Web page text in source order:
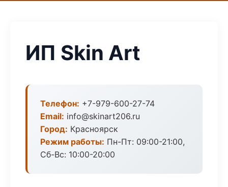
ИП Skin Art
Телефон: +7-979-600-27-74
Email: info@skinart206.ru
Город: Красноярск
Режим работы: Пн-Пт: 09:00-21:00,
Сб-Вс: 10:00-20:00